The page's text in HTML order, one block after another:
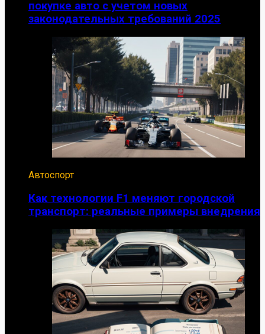
покупке авто с учетом новых
законодательных требований 2025
Автоспорт
Как технологии F1 меняют городской
транспорт: реальные примеры внедрения